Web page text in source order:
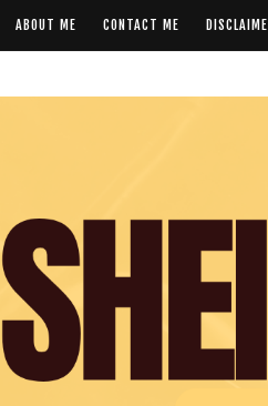
ABOUT ME CONTACT ME